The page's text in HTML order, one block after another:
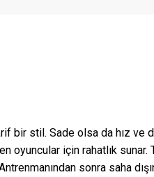
bir stil. Sade olsa da hız ve
oyuncular için rahatlık
sonra saha